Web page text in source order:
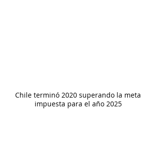
impuesta para el año 2025